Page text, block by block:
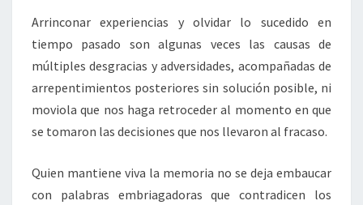
Arrinconar experiencias y olvidar lo sucedido en
tiempo pasado son algunas veces las causas de
múltiples desgracias y adversidades, acompañadas de
arrepentimientos posteriores sin solución posible, ni
moviola que nos haga retroceder al momento en que
se tomaron las decisiones que nos llevaron al fracaso.
Quien mantiene viva la memoria no se deja embaucar
con palabras embriagadoras que contradicen los